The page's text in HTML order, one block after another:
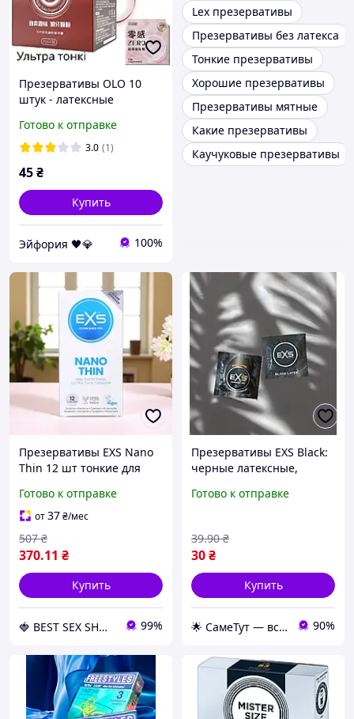
Презервативы OLO 10
штук - латексные
эластичны е,
классический размер, для
Готово к отправке
3.0 (1)
45₴
Купить
Эйфория 🖤💎 100%
Lex презервативы
Презервативы без латекса
Тонкие презервативы
Хорошие презервативы
Презервативы мятные
Какие презервативы
Каучуковые презервативы
Презервативы EXS Nano
Thin 12 шт тонкие для
максимального комфорта
Готово к отправке
от37₴/мес
370.11 ₴
507 ₴
Купить
🍓 BEST SEX SHOP 💋 99%
Презервативы EXS Black:
черные латексные,
смазкой для удовольствия
Готово к отправке
30₴
39.90 ₴
Купить
🌟 СамеТут — всё, что нужно, в одном месте 🌟 90%